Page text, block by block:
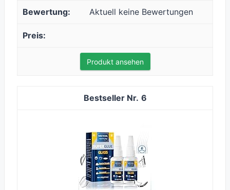
Aktuell keine Bewertungen
Produkt ansehen
6